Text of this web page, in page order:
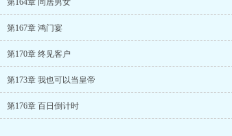
第164章 同居男女
第167章 鸿门宴
第170章 终见客户
第173章 我也可以当皇帝
第176章 百日倒计时